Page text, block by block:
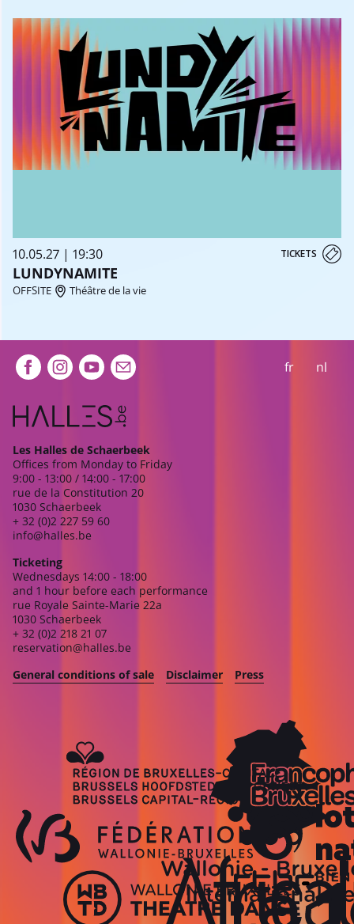
10.05.27 | 19:30 TICKETS
LUNDYNAMITE
OFFSITE Théâtre de la vie
Extra navigation fr nl
Les Halles de Schaerbeek
Offices from Monday to Friday
9:00 - 13:00 / 14:00 - 17:00
rue de la Constitution 20
1030 Schaerbeek
+ 32 (0)2 227 59 60
info@halles.be
Ticketing
Wednesdays 14:00 - 18:00
and 1 hour before each performance
rue Royale Sainte-Marie 22a
1030 Schaerbeek
+ 32 (0)2 218 21 07
reservation@halles.be
General conditions of sale
Disclaimer Press